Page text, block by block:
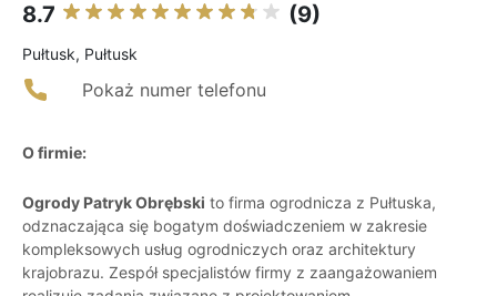
8.7 (9)
Pułtusk, Pułtusk
Pokaż numer telefonu
O firmie:
Ogrody Patryk Obrębski to firma ogrodnicza z Pułtuska,
odznaczająca się bogatym doświadczeniem w zakresie
kompleksowych usług ogrodniczych oraz architektury
krajobrazu. Zespół specjalistów firmy z zaangażowaniem